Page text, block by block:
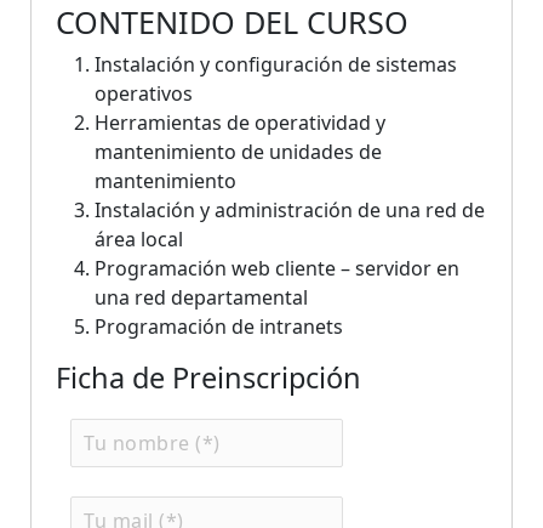
CONTENIDO DEL CURSO
Instalación y configuración de sistemas
operativos
Herramientas de operatividad y
mantenimiento de unidades de
mantenimiento
Instalación y administración de una red de
área local
Programación web cliente – servidor en
una red departamental
Programación de intranets
Ficha de Preinscripción